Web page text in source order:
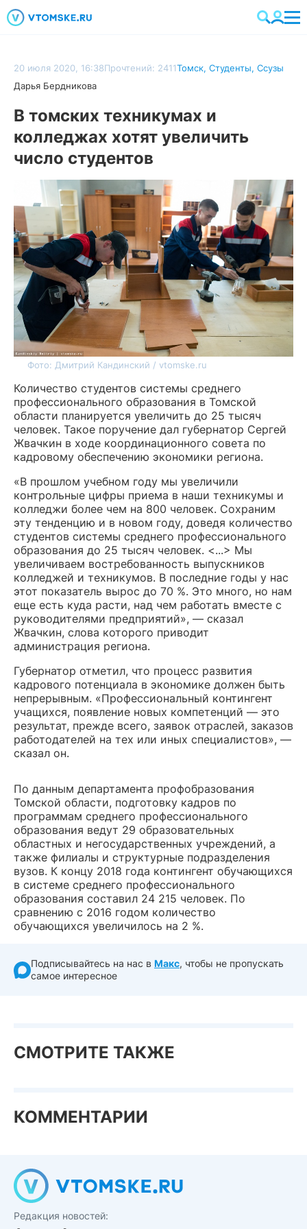
20 июля 2020, 16:38Прочтений: 2411Томск, Студенты, Ссузы
Дарья Бердникова
В томских техникумах и
колледжах хотят увеличить
число студентов
Фото: Дмитрий Кандинский / vtomske.ru
Количество студентов системы среднего
профессионального образования в Томской
области планируется увеличить до 25 тысяч
человек. Такое поручение дал губернатор Сергей
Жвачкин в ходе координационного совета по
кадровому обеспечению экономики региона.
«В прошлом учебном году мы увеличили
контрольные цифры приема в наши техникумы и
колледжи более чем на 800 человек. Сохраним
эту тенденцию и в новом году, доведя количество
студентов системы среднего профессионального
образования до 25 тысяч человек. <...> Мы
увеличиваем востребованность выпускников
колледжей и техникумов. В последние годы у нас
этот показатель вырос до 70 %. Это много, но нам
еще есть куда расти, над чем работать вместе с
руководителями предприятий», — сказал
Жвачкин, слова которого приводит
администрация региона.
Губернатор отметил, что процесс развития
кадрового потенциала в экономике должен быть
непрерывным. «Профессиональный контингент
учащихся, появление новых компетенций — это
результат, прежде всего, заявок отраслей, заказов
работодателей на тех или иных специалистов», —
сказал он.
По данным департамента профобразования
Томской области, подготовку кадров по
программам среднего профессионального
образования ведут 29 образовательных
областных и негосударственных учреждений, а
также филиалы и структурные подразделения
вузов. К концу 2018 года контингент обучающихся
в системе среднего профессионального
образования составил 24 215 человек. По
сравнению с 2016 годом количество
обучающихся увеличилось на 2 %.
Подписывайтесь на нас в Макс, чтобы не пропускать
самое интересное
СМОТРИТЕ ТАКЖЕ
КОММЕНТАРИИ
Редакция новостей: